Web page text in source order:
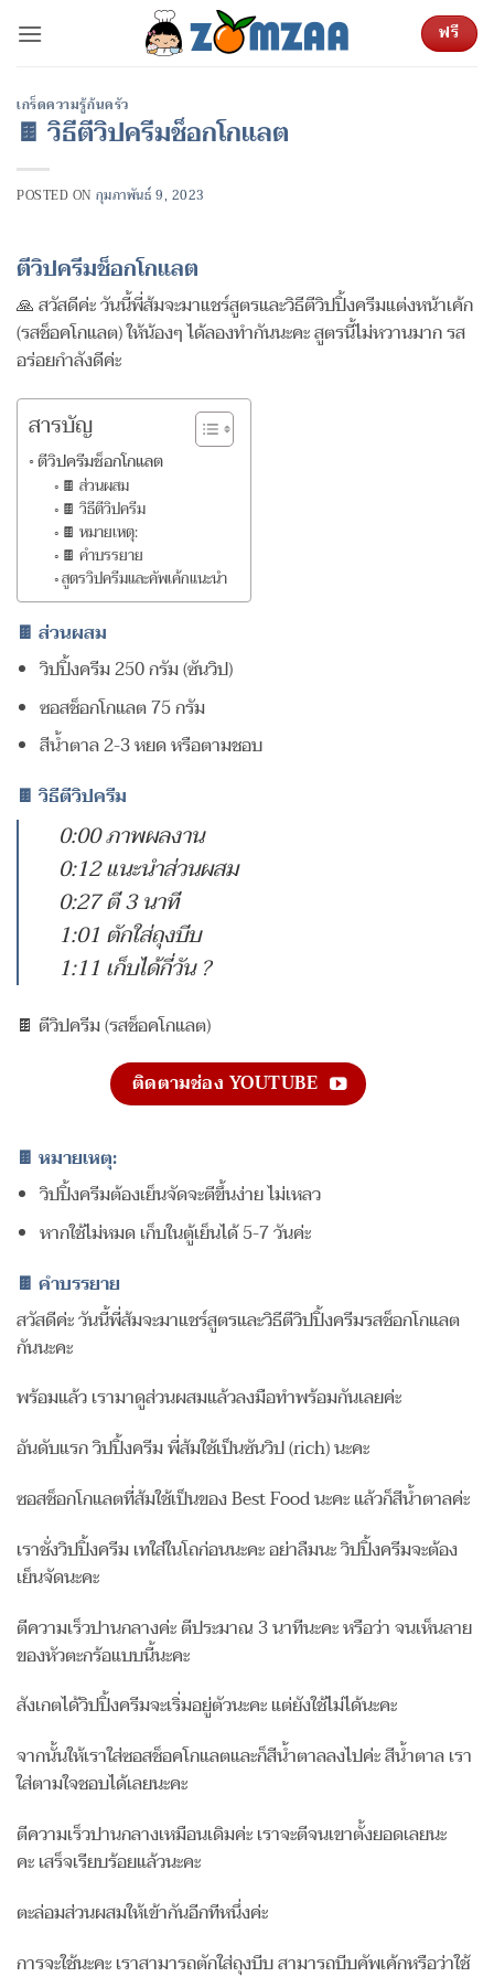
เนื้อหา
ฟรี
เกร็ดความรู้ก้นครัว
🍫 วิธีตีวิปครีมช็อกโกแลต
POSTED ON กุมภาพันธ์ 9, 2023
ตีวิปครีมช็อกโกแลต
🙏 สวัสดีค่ะ วันนี้พี่ส้มจะมาแชร์สูตรและวิธีตีวิปปิ้งครีมแต่งหน้าเค้ก
(รสช็อคโกแลต) ให้น้องๆ ได้ลองทำกันนะคะ สูตรนี้ไม่หวานมาก รส
อร่อยกำลังดีค่ะ
สารบัญ
ตีวิปครีมช็อกโกแลต
🍫 ส่วนผสม
🍫 วิธีตีวิปครีม
🍫 หมายเหตุ:
🍫 คำบรรยาย
สูตรวิปครีมและคัพเค้กแนะนำ
🍫 ส่วนผสม
วิปปิ้งครีม 250 กรัม (ซันวิป)
ซอสช็อกโกแลต 75 กรัม
สีน้ำตาล 2-3 หยด หรือตามชอบ
🍫 วิธีตีวิปครีม
0:00 ภาพผลงาน
0:12 แนะนำส่วนผสม
0:27 ตี 3 นาที
1:01 ตักใส่ถุงบีบ
1:11 เก็บได้กี่วัน ?
🍫 ตีวิปครีม (รสช็อคโกแลต)
ติดตามช่อง YOUTUBE
🍫 หมายเหตุ:
วิปปิ้งครีมต้องเย็นจัดจะตีขึ้นง่าย ไม่เหลว
หากใช้ไม่หมด เก็บในตู้เย็นได้ 5-7 วันค่ะ
🍫 คำบรรยาย
สวัสดีค่ะ วันนี้พี่ส้มจะมาแชร์สูตรและวิธีตีวิปปิ้งครีมรสช็อกโกแลต
กันนะคะ
พร้อมแล้ว เรามาดูส่วนผสมแล้วลงมือทำพร้อมกันเลยค่ะ
อันดับแรก วิปปิ้งครีม พี่ส้มใช้เป็นซันวิป (rich) นะคะ
ซอสช็อกโกแลตที่ส้มใช้เป็นของ Best Food นะคะ แล้วก็สีน้ำตาลค่ะ
เราชั่งวิปปิ้งครีม เทใส่ในโถก่อนนะคะ อย่าลืมนะ วิปปิ้งครีมจะต้อง
เย็นจัดนะคะ
ตีความเร็วปานกลางค่ะ ตีประมาณ 3 นาทีนะคะ หรือว่า จนเห็นลาย
ของหัวตะกร้อแบบนี้นะคะ
สังเกตได้วิปปิ้งครีมจะเริ่มอยู่ตัวนะคะ แต่ยังใช้ไม่ได้นะคะ
จากนั้นให้เราใส่ซอสช็อคโกแลตและก็สีน้ำตาลลงไปค่ะ สีน้ำตาล เรา
ใส่ตามใจชอบได้เลยนะคะ
ตีความเร็วปานกลางเหมือนเดิมค่ะ เราจะตีจนเขาตั้งยอดเลยนะ
คะ เสร็จเรียบร้อยแล้วนะคะ
ตะล่อมส่วนผสมให้เข้ากันอีกทีหนึ่งค่ะ
การจะใช้นะคะ เราสามารถตักใส่ถุงบีบ สามารถบีบคัพเค้กหรือว่าใช้